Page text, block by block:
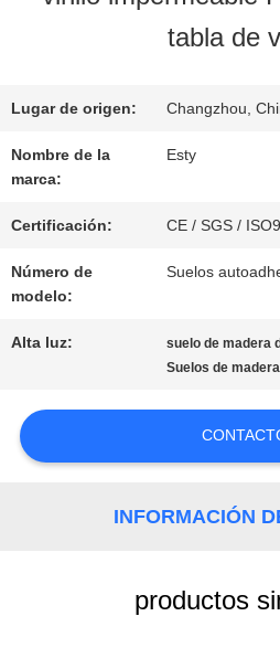
NOSOTROS
RECORRIDO
POR
FÁBRICA
CONTROL
CALIDAD
CONTACTA
NOSOTROS
tabla de
Lugar de origen: Changzhou,
Nombre de la
marca:
Esty
Certificación: CE / SGS /
Número de
modelo:
Suelos
Alta luz: suelo de madera
Suelos de
INFORMACIÓN
productos